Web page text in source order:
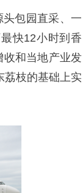
包园直采、一
快12小时到香
收和当地产业发
荔枝的基础上实